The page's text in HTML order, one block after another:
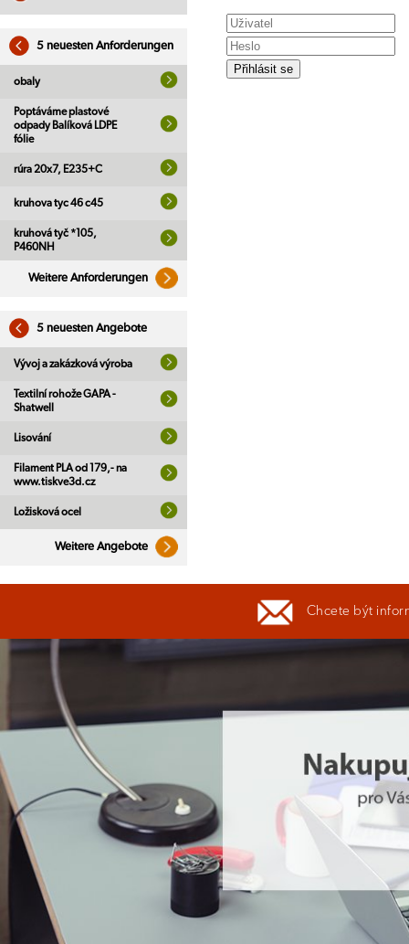
5 neuesten Anforderungen
obaly
Poptáváme plastové
odpady Balíková LDPE
fólie
rúra 20x7, E235+C
kruhova tyc 46 c45
kruhová tyč *105,
P460NH
Weitere Anforderungen
5 neuesten Angebote
Vývoj a zakázková výroba
Textilní rohože GAPA -
Shatwell
Lisování
Filament PLA od 179,- na
www.tiskve3d.cz
Ložisková ocel
Weitere Angebote
Chcete být